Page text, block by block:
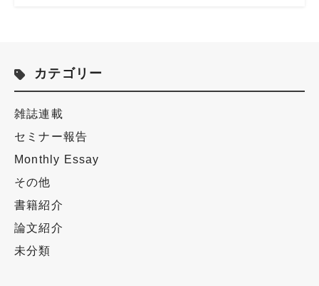
カテゴリー
雑誌連載
セミナー報告
Monthly Essay
その他
書籍紹介
論文紹介
未分類